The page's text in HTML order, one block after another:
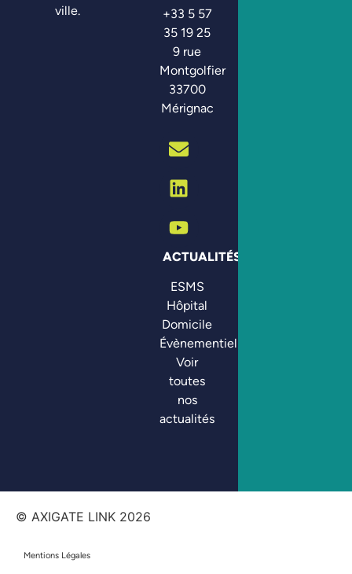
ville.
+33 5 57
35 19 25
9 rue
Montgolfier
33700
Mérignac
ACTUALITÉS
ESMS
Hôpital
Domicile
Évènementiel
Voir
toutes
nos
actualités
© AXIGATE LINK 2026
Mentions Légales